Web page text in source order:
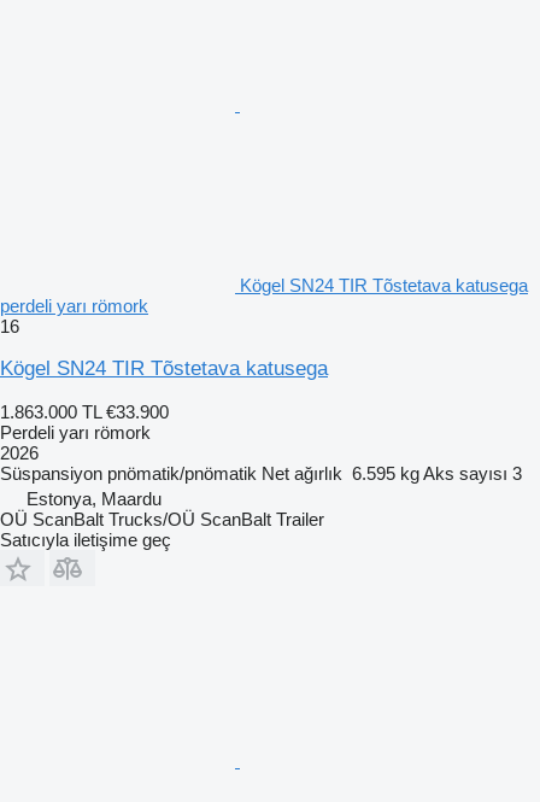
Kögel SN24 TIR Tõstetava katusega
perdeli yarı römork
16
Kögel SN24 TIR Tõstetava katusega
1.863.000 TL €33.900
Perdeli yarı römork
2026
Süspansiyon pnömatik/pnömatik Net ağırlık 6.595 kgAks sayısı 3
Estonya, Maardu
OÜ ScanBalt Trucks/OÜ ScanBalt Trailer
Satıcıyla iletişime geç